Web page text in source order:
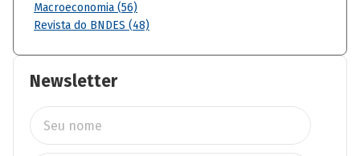
Macroeconomia (56)
Revista do BNDES (48)
Newsletter